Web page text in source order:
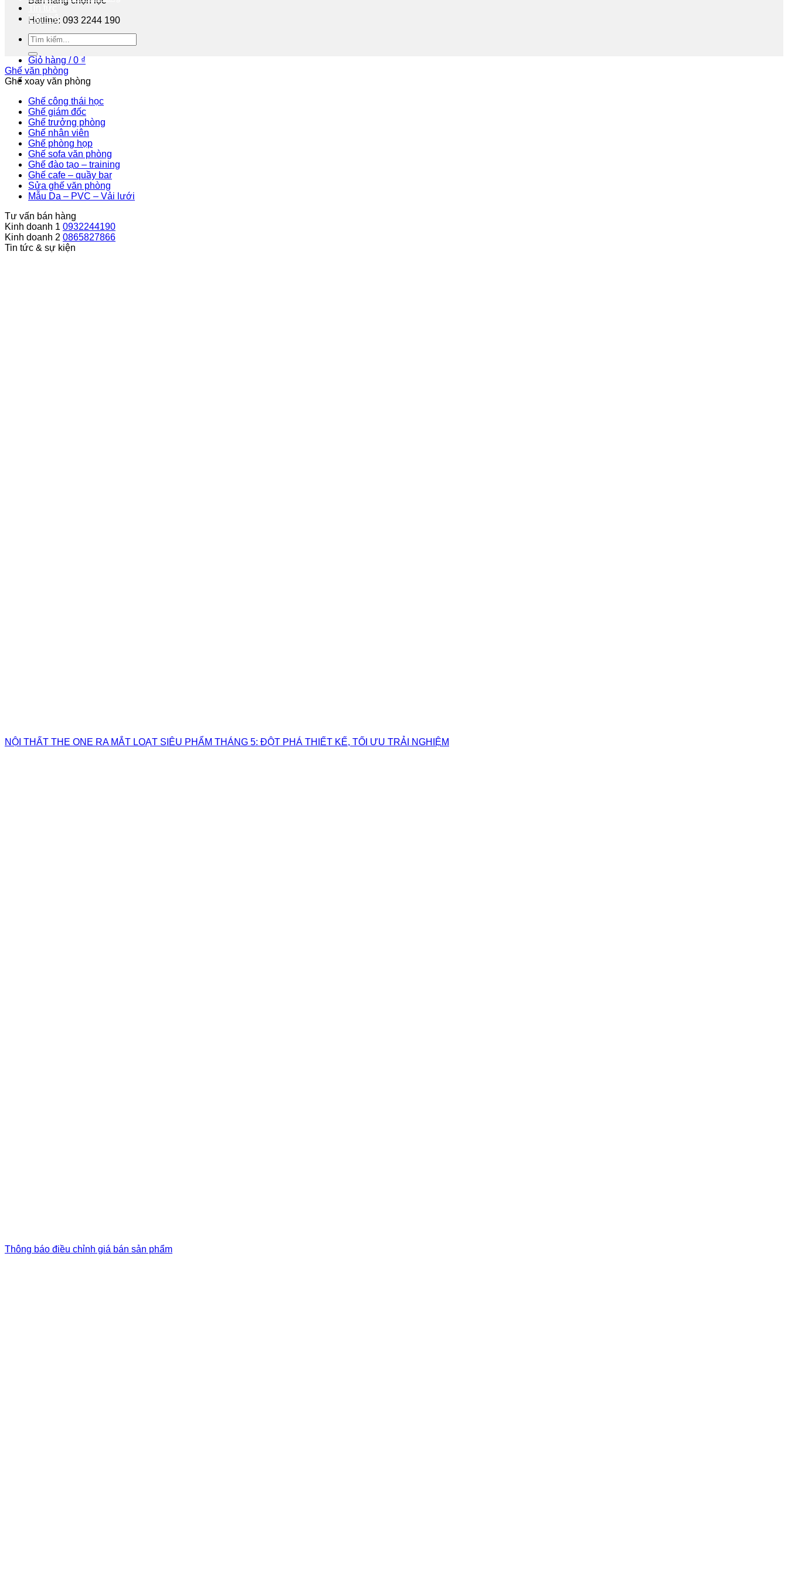
Hotline: 093 2244 190
Tư vấn miễn phí
Giỏ hàng /0 ₫
Liên hệ
Ghế văn phòng
Ghế xoay văn phòng
Ghế công thái học
Ghế giám đốc
Ghế trưởng phòng
Ghế nhân viên
Ghế phòng họp
Ghế sofa văn phòng
Ghế đào tạo – training
Ghế cafe – quầy bar
Sửa ghế văn phòng
Mẫu Da – PVC – Vải lưới
Tư vấn bán hàng
Kinh doanh 1 0932244190
Kinh doanh 2 0865827866
Tin tức & sự kiện
NỘI THẤT THE ONE RA MẮT LOẠT SIÊU PHẨM THÁNG 5: ĐỘT PHÁ THIẾT KẾ, TỐI ƯU TRẢI NGHIỆM
Thông báo điều chỉnh giá bán sản phẩm